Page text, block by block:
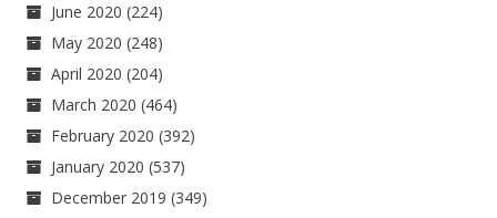
June 2020 (224)
May 2020 (248)
April 2020 (204)
March 2020 (464)
February 2020 (392)
January 2020 (537)
December 2019 (349)